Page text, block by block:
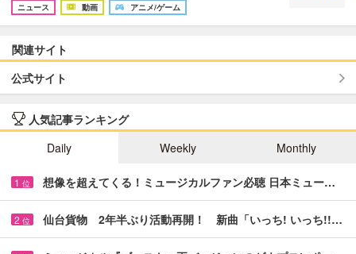
ニュース
動画 アニメ/ゲーム
関連サイト
公式サイト
人気記事ランキング
Daily
Weekly Monthly
1 位 想像を超えてくる！ミュージカルファン必聴 日本ミュー…
2 位 仙台貨物 2年半ぶり活動再開！ 新曲「いっち! いっち!!…